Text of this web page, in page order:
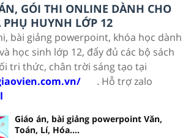
GÓI THI ONLINE DÀNH CHO
PHỤ HUYNH LỚP 12
bài giảng powerpoint, khóa học dành
học sinh lớp 12, đẩy đủ các bộ sách
tri thức, chân trời sáng tạo tại
. Hỗ trợ zalo
Giáo án, bài giảng powerpoint Văn,
Toán, Lí, Hóa....